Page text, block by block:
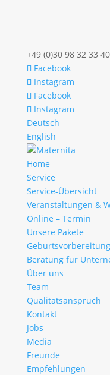
+49 (0)30 98 32 33 40
Facebook
Instagram
Facebook
Instagram
Deutsch
English
Home
Service
Service-Übersicht
Veranstaltungen &
Online – Termin
Unsere Pakete
Beratung für
Über uns
Team
Qualitätsanspruch
Kontakt
Jobs
Media
Freunde
Empfehlungen